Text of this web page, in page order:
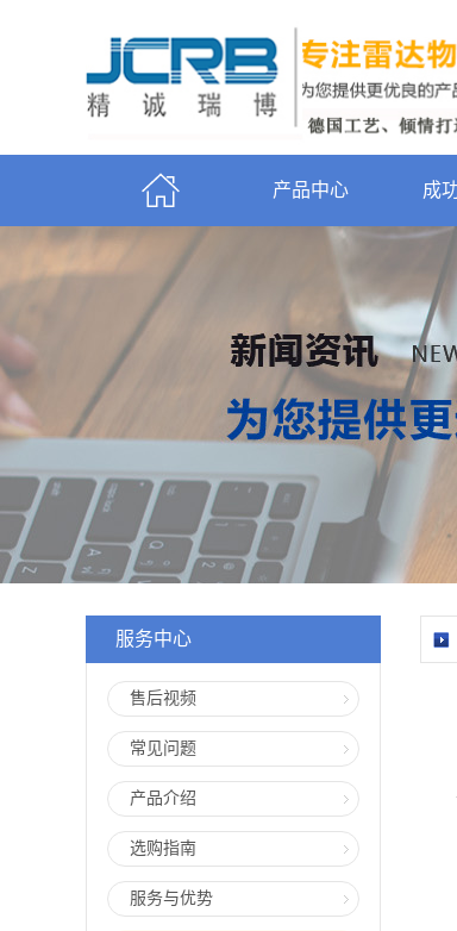
产品中心 成
服务中心
售后视频
常见问题
产品介绍
选购指南
服务与优势